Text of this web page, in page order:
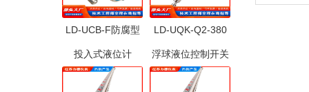
LD-UCB-F防腐型
投入式液位计
LD-UQK-Q2-380
浮球液位控制开关